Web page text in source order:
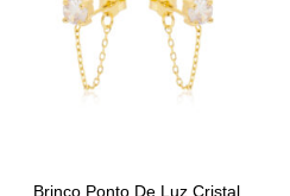
Brinco Ponto De Luz Cristal